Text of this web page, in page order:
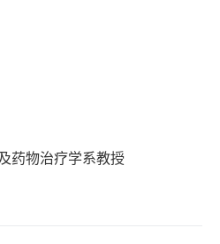
药物治疗学系教授